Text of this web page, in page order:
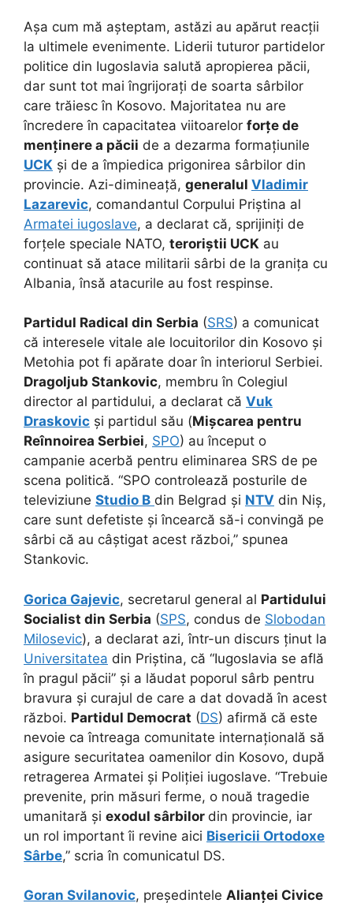
Așa cum mă așteptam, astăzi au apărut reacții
la ultimele evenimente. Liderii tuturor partidelor
politice din Iugoslavia salută apropierea păcii,
dar sunt tot mai îngrijorați de soarta sârbilor
care trăiesc în Kosovo. Majoritatea nu are
încredere în capacitatea viitoarelor forțe de
menținere a păcii de a dezarma formațiunile
UCK și de a împiedica prigonirea sârbilor din
provincie. Azi-dimineață, generalul Vladimir
Lazarevic, comandantul Corpului Priștina al
Armatei iugoslave, a declarat că, sprijiniți de
forțele speciale NATO, teroriștii UCK au
continuat să atace militarii sârbi de la granița cu
Albania, însă atacurile au fost respinse.
Partidul Radical din Serbia (SRS) a comunicat
că interesele vitale ale locuitorilor din Kosovo și
Metohia pot fi apărate doar în interiorul Serbiei.
Dragoljub Stankovic, membru în Colegiul
director al partidului, a declarat că Vuk
Draskovic și partidul său (Mișcarea pentru
Reînnoirea Serbiei, SPO) au început o
campanie acerbă pentru eliminarea SRS de pe
scena politică. “SPO controlează posturile de
televiziune Studio B din Belgrad și NTV din Niș,
care sunt defetiste și încearcă să-i convingă pe
sârbi că au câștigat acest război,” spunea
Stankovic.
Gorica Gajevic, secretarul general al Partidului
Socialist din Serbia (SPS, condus de Slobodan
Milosevic), a declarat azi, într-un discurs ținut la
Universitatea din Priștina, că “Iugoslavia se află
în pragul păcii” și a lăudat poporul sârb pentru
bravura și curajul de care a dat dovadă în acest
război. Partidul Democrat (DS) afirmă că este
nevoie ca întreaga comunitate internațională să
asigure securitatea oamenilor din Kosovo, după
retragerea Armatei și Poliției iugoslave. “Trebuie
prevenite, prin măsuri ferme, o nouă tragedie
umanitară și exodul sârbilor din provincie, iar
un rol important îi revine aici Bisericii Ortodoxe
Sârbe,” scria în comunicatul DS.
Goran Svilanovic, președintele Alianței Civice